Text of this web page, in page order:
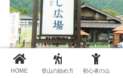
HOME 登山の始め方 初心者の山